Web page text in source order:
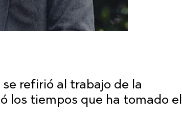
se refirió al trabajo de la
los tiempos que ha tomado el